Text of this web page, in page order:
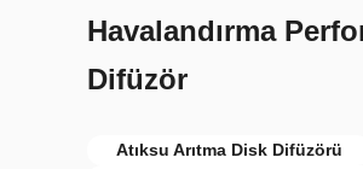
Havalandırma
Difüzör
Atıksu Arıtma Disk Difüzörü